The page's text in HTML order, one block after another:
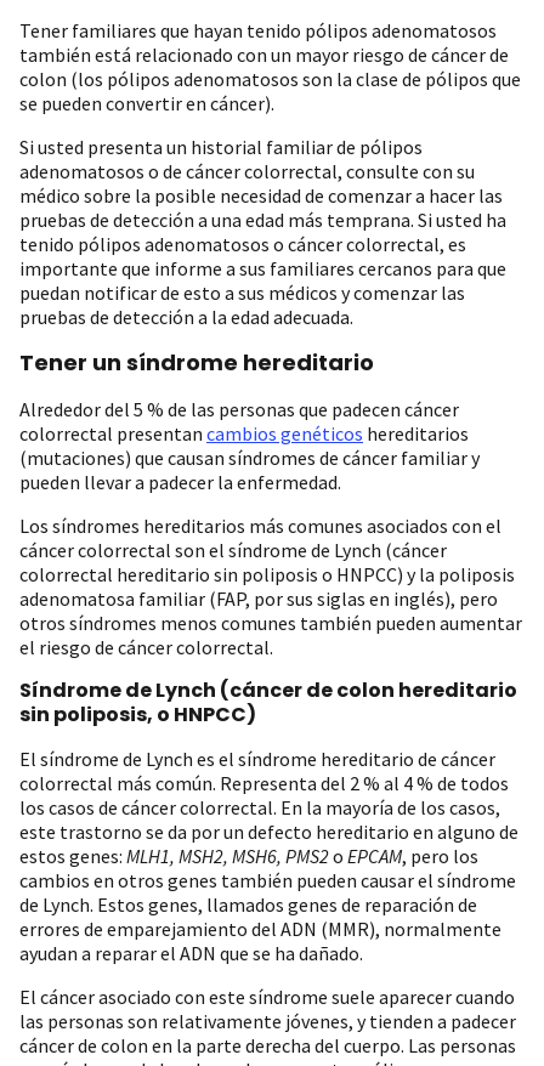
Tener familiares que hayan tenido pólipos adenomatosos
también está relacionado con un mayor riesgo de cáncer de
colon (los pólipos adenomatosos son la clase de pólipos que
se pueden convertir en cáncer).
Si usted presenta un historial familiar de pólipos
adenomatosos o de cáncer colorrectal, consulte con su
médico sobre la posible necesidad de comenzar a hacer las
pruebas de detección a una edad más temprana. Si usted ha
tenido pólipos adenomatosos o cáncer colorrectal, es
importante que informe a sus familiares cercanos para que
puedan notificar de esto a sus médicos y comenzar las
pruebas de detección a la edad adecuada.
Tener un síndrome hereditario
Alrededor del 5 % de las personas que padecen cáncer
colorrectal presentan cambios genéticos hereditarios
(mutaciones) que causan síndromes de cáncer familiar y
pueden llevar a padecer la enfermedad.
Los síndromes hereditarios más comunes asociados con el
cáncer colorrectal son el síndrome de Lynch (cáncer
colorrectal hereditario sin poliposis o HNPCC) y la poliposis
adenomatosa familiar (FAP, por sus siglas en inglés), pero
otros síndromes menos comunes también pueden aumentar
el riesgo de cáncer colorrectal.
Síndrome de Lynch (cáncer de colon hereditario
sin poliposis, o HNPCC)
El síndrome de Lynch es el síndrome hereditario de cáncer
colorrectal más común. Representa del 2 % al 4 % de todos
los casos de cáncer colorrectal. En la mayoría de los casos,
este trastorno se da por un defecto hereditario en alguno de
estos genes: MLH1, MSH2, MSH6, PMS2o EPCAM, pero los
cambios en otros genes también pueden causar el síndrome
de Lynch. Estos genes, llamados genes de reparación de
errores de emparejamiento del ADN (MMR), normalmente
ayudan a reparar el ADN que se ha dañado.
El cáncer asociado con este síndrome suele aparecer cuando
las personas son relativamente jóvenes, y tienden a padecer
cáncer de colon en la parte derecha del cuerpo. Las personas